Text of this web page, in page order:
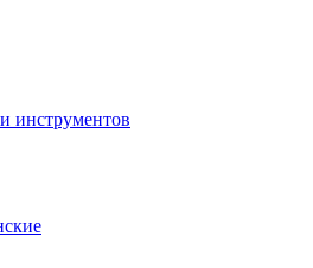
инструментов